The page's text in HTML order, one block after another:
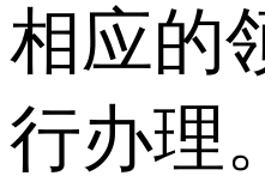
相应的
行办理